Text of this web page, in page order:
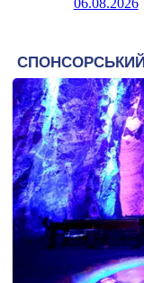
06.08.2026